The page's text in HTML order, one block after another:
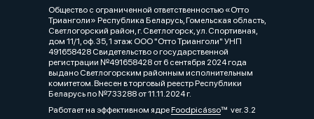
Общество с ограниченной ответственностью «Отто
Трианголи» Республика Беларусь, Гомельская область,
Светлогорский район, г. Светлогорск, ул. Спортивная,
дом 11/1, оф. 35, 1 этаж ООО "Отто Трианголи" УНП
491658428 Свидетельство о государственной
регистрации №491658428 от 6 сентября 2024 года
выдано Светлогорским районным исполнительным
комитетом. Внесен в торговый реестр Республики
Беларусь по №733288 от 11.11.2024 г.
Работает на эффективном ядреFoodpicássover. 3.2